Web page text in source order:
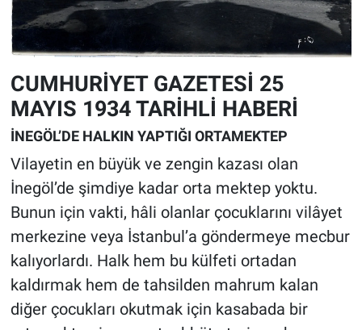
CUMHURİYET GAZETESİ 25
MAYIS 1934 TARİHLİ HABERİ
İNEGÖL’DE HALKIN YAPTIĞI ORTAMEKTEP
Vilayetin en büyük ve zengin kazası olan
İnegöl’de şimdiye kadar orta mektep yoktu.
Bunun için vakti, hâli olanlar çocuklarını vilâyet
merkezine veya İstanbul’a göndermeye mecbur
kalıyorlardı. Halk hem bu külfeti ortadan
kaldırmak hem de tahsilden mahrum kalan
diğer çocukları okutmak için kasabada bir